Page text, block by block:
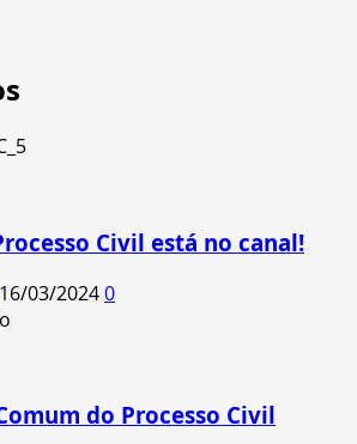
Civil está no canal!
16/03/20240
do Processo Civil